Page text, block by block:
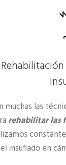
muchas las
rehabilitar las
el insuflado en